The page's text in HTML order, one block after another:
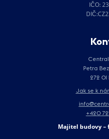
IČO:
Petra
272
Jak se k
+420
Majitel budovy –